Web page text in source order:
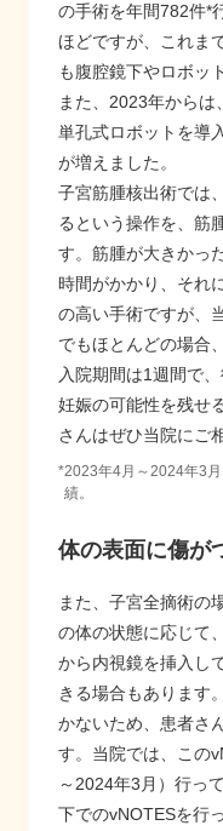
の手術を年間782件*
ほどですが、これま
も腹腔鏡下やロボッ
また、2023年から
単孔式ロボットを導
が増えました。
子宮筋腫核出術では
るという操作を、筋
す。筋腫が大きかっ
時間がかかり、それ
の高い手術ですが、
でもほとんどの場合
入院期間は1週間で
妊娠の可能性を残せ
さんはぜひ当院にご
*2023年4月～2024年3
績。
体の表面に傷が
また、子宮全摘術の
の体の状態に応じて
から内視鏡を挿入し
きる場合もあります
かないため、患者さ
す。当院では、この
～2024年3月）行っ
下でのvNOTESを行